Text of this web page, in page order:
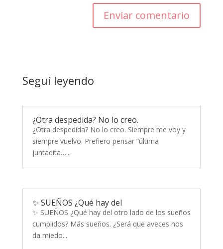
Enviar comentario
Seguí leyendo
¿Otra despedida? No lo creo.
¿Otra despedida? No lo creo. Siempre me voy y
siempre vuelvo. Prefiero pensar “última
juntadita…...
✨ SUEÑOS ¿Qué hay del
✨ SUEÑOS ¿Qué hay del otro lado de los sueños
cumplidos? Más sueños. ¿Será que aveces nos
da miedo...